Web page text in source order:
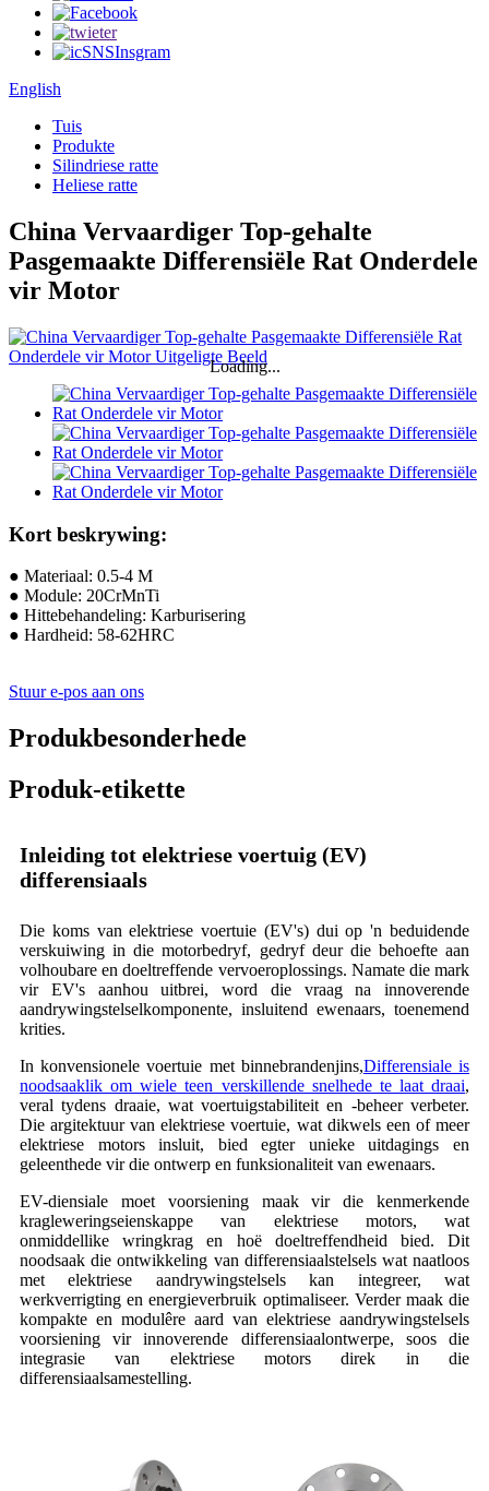
English
Tuis
Produkte
Silindriese ratte
Heliese ratte
China Vervaardiger Top-gehalte
Pasgemaakte Differensiële Rat Onderdele
vir Motor
Loading...
Kort beskrywing:
● Materiaal: 0.5-4 M
● Module: 20CrMnTi
● Hittebehandeling: Karburisering
● Hardheid: 58-62HRC
Stuur e-pos aan ons
Produkbesonderhede
Produk-etikette
Inleiding tot elektriese voertuig (EV)
differensiaals
Die koms van elektriese voertuie (EV's) dui op 'n beduidende
verskuiwing in die motorbedryf, gedryf deur die behoefte aan
volhoubare en doeltreffende vervoeroplossings. Namate die mark
vir EV's aanhou uitbrei, word die vraag na innoverende
aandrywingstelselkomponente, insluitend ewenaars, toenemend
krities.
In konvensionele voertuie met binnebrandenjins,Differensiale is
noodsaaklik om wiele teen verskillende snelhede te laat draai,
veral tydens draaie, wat voertuigstabiliteit en -beheer verbeter.
Die argitektuur van elektriese voertuie, wat dikwels een of meer
elektriese motors insluit, bied egter unieke uitdagings en
geleenthede vir die ontwerp en funksionaliteit van ewenaars.
EV-diensiale moet voorsiening maak vir die kenmerkende
kragleweringseienskappe van elektriese motors, wat
onmiddellike wringkrag en hoë doeltreffendheid bied. Dit
noodsaak die ontwikkeling van differensiaalstelsels wat naatloos
met elektriese aandrywingstelsels kan integreer, wat
werkverrigting en energieverbruik optimaliseer. Verder maak die
kompakte en modulêre aard van elektriese aandrywingstelsels
voorsiening vir innoverende differensiaalontwerpe, soos die
integrasie van elektriese motors direk in die
differensiaalsamestelling.